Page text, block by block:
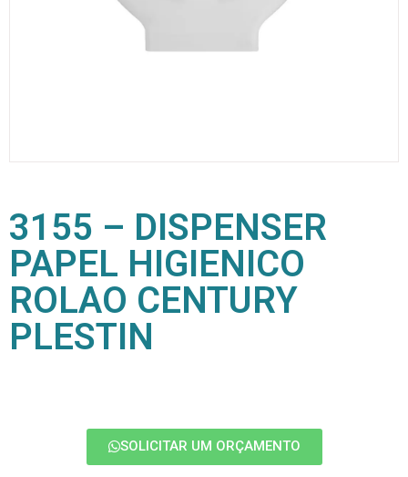
3155 – DISPENSER
PAPEL HIGIENICO
ROLAO CENTURY
PLESTIN
SOLICITAR UM ORÇAMENTO